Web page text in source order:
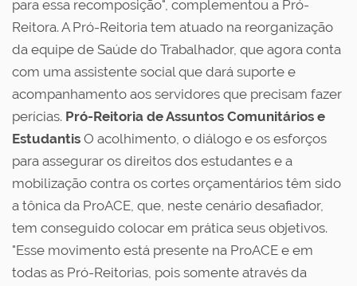
para essa recomposição", complementou a Pró-
Reitora. A Pró-Reitoria tem atuado na reorganização
da equipe de Saúde do Trabalhador, que agora conta
com uma assistente social que dará suporte e
acompanhamento aos servidores que precisam fazer
perícias. Pró-Reitoria de Assuntos Comunitários e
Estudantis O acolhimento, o diálogo e os esforços
para assegurar os direitos dos estudantes e a
mobilização contra os cortes orçamentários têm sido
a tônica da ProACE, que, neste cenário desafiador,
tem conseguido colocar em prática seus objetivos.
"Esse movimento está presente na ProACE e em
todas as Pró-Reitorias, pois somente através da